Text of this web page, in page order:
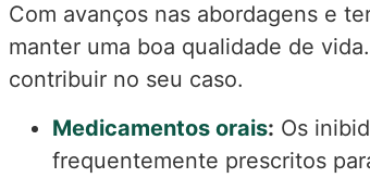
Com avanços nas abordagens e
manter uma boa qualidade de
contribuir no seu caso.
Medicamentos orais: Os
frequentemente prescritos